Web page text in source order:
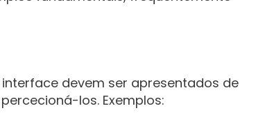
devem ser apresentados de
los. Exemplos: